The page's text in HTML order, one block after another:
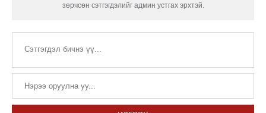
зөрчсөн сэтгэгдэлийг админ устгах эрхтэй.